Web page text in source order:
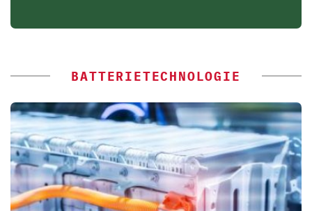
BATTERIETECHNOLOGIE